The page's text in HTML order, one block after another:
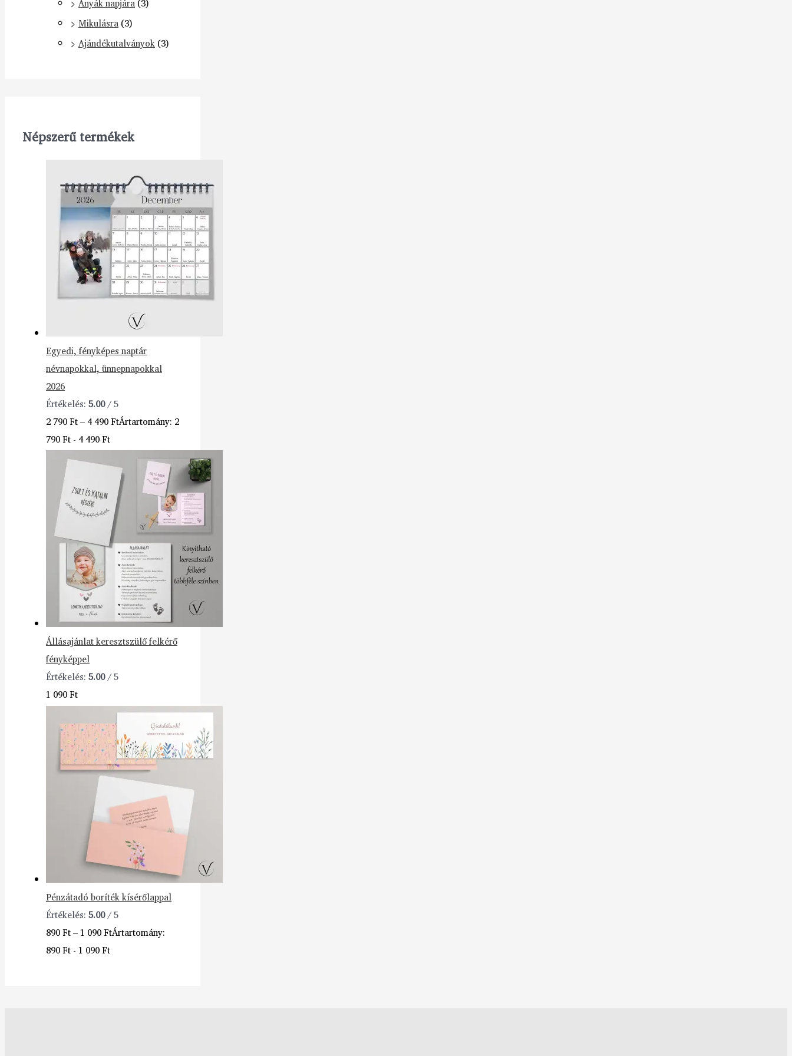
Anyák napjára (3)
Mikulásra (3)
Ajándékutalványok (3)
Népszerű termékek
Egyedi, fényképes naptár
névnapokkal, ünnepnapokkal
2026
Értékelés: 5.00/ 5
2 790Ft– 4 490FtÁrtartomány: 2
790 Ft - 4 490 Ft
Állásajánlat keresztszülő felkérő
fényképpel
Értékelés: 5.00/ 5
1 090Ft
Pénzátadó boríték kísérőlappal
Értékelés: 5.00/ 5
890Ft–1 090FtÁrtartomány:
890 Ft - 1 090 Ft